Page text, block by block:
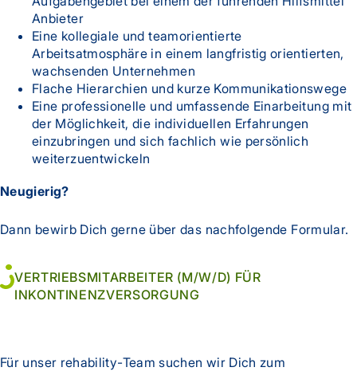
Anbieter
Eine kollegiale und teamorientierte
Arbeitsatmosphäre in einem langfristig orientierten,
wachsenden Unternehmen
Flache Hierarchien und kurze Kommunikationswege
Eine professionelle und umfassende Einarbeitung mit
der Möglichkeit, die individuellen Erfahrungen
einzubringen und sich fachlich wie persönlich
weiterzuentwickeln
Neugierig?
Dann bewirb Dich gerne über das nachfolgende Formular.
VERTRIEBSMITARBEITER (M/W/D) FÜR
INKONTINENZVERSORGUNG
Für unser rehability-Team suchen wir Dich zum